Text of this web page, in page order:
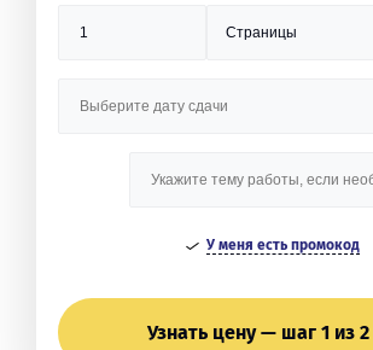
У меня есть промокод
Узнать цену — шаг 1 из 2